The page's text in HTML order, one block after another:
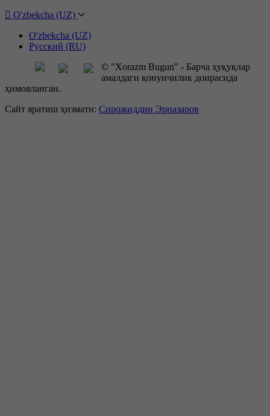
O'zbekcha (UZ)
O'zbekcha (UZ)
Русский (RU)
© "Xorazm Bugun" - Барча ҳуқуқлар
амалдаги қонунчилик доирасида
ҳимояланган.
Сайт яратиш ҳизмати: Сирожиддин Эрназаров